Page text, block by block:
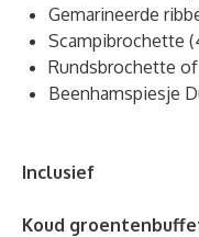
Gemarineerde
Scampibrochette
Rundsbrochette
Beenhamspiesje
Inclusief
Koud